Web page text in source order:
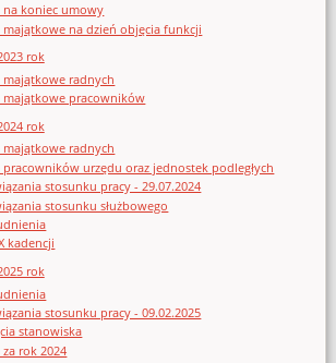
na koniec umowy
majątkowe na dzień objęcia funkcji
rok
majątkowe radnych
majątkowe pracowników
rok
majątkowe radnych
pracowników urzędu oraz jednostek podległych
stosunku pracy - 29.07.2024
stosunku służbowego
kadencji
rok
stosunku pracy - 09.02.2025
stanowiska
rok 2024